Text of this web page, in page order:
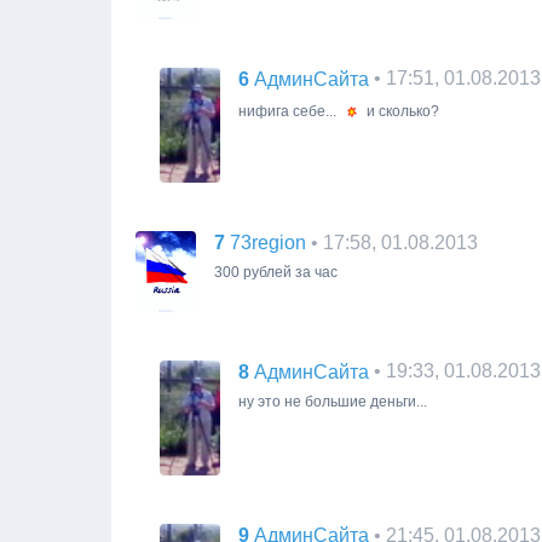
6 АдминСайта • 17:51, 01.08.2013
нифига себе... и сколько?
7 73region • 17:58, 01.08.2013
300 рублей за час
8 АдминСайта • 19:33, 01.08.2013
ну это не большие деньги...
9 АдминСайта • 21:45, 01.08.2013